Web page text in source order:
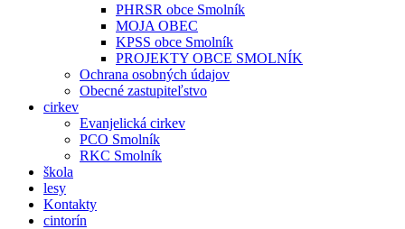
PHRSR obce Smolník
MOJA OBEC
KPSS obce Smolník
PROJEKTY OBCE SMOLNÍK
Ochrana osobných údajov
Obecné zastupiteľstvo
cirkev
Evanjelická cirkev
PCO Smolník
RKC Smolník
škola
lesy
Kontakty
cintorín